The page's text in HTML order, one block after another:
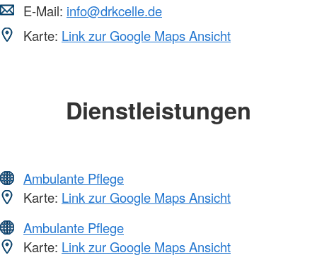
E-Mail: info@drkcelle.de
Karte: Link zur Google Maps Ansicht
Dienstleistungen
Ambulante Pflege
Karte: Link zur Google Maps Ansicht
Ambulante Pflege
Karte: Link zur Google Maps Ansicht